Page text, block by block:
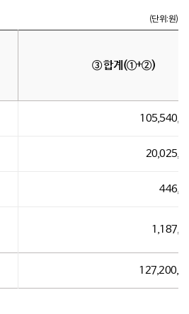
(단위:원)
③ 합계(①+②)